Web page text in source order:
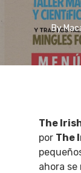
By
The
por The
ahora